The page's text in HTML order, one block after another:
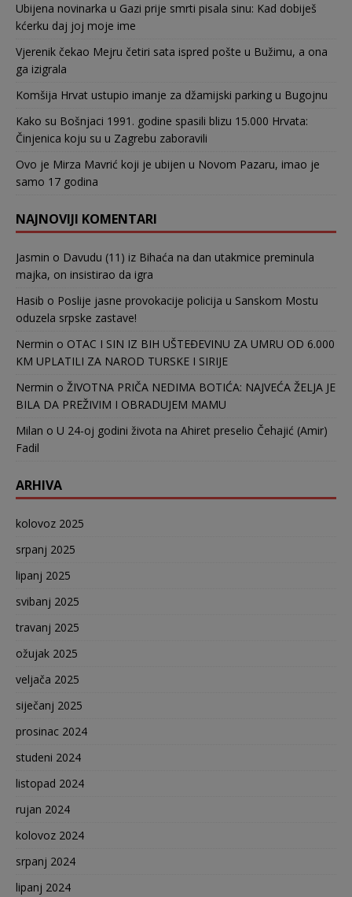
Ubijena novinarka u Gazi prije smrti pisala sinu: Kad dobiješ
kćerku daj joj moje ime
Vjerenik čekao Mejru četiri sata ispred pošte u Bužimu, a ona
ga izigrala
Komšija Hrvat ustupio imanje za džamijski parking u Bugojnu
Kako su Bošnjaci 1991. godine spasili blizu 15.000 Hrvata:
Činjenica koju su u Zagrebu zaboravili
Ovo je Mirza Mavrić koji je ubijen u Novom Pazaru, imao je
samo 17 godina
NAJNOVIJI KOMENTARI
Jasmin o Davudu (11) iz Bihaća na dan utakmice preminula
majka, on insistirao da igra
Hasib o Poslije jasne provokacije policija u Sanskom Mostu
oduzela srpske zastave!
Nermin o OTAC I SIN IZ BIH UŠTEĐEVINU ZA UMRU OD 6.000
KM UPLATILI ZA NAROD TURSKE I SIRIJE
Nermin o ŽIVOTNA PRIČA NEDIMA BOTIĆA: NAJVEĆA ŽELJA JE
BILA DA PREŽIVIM I OBRADUJEM MAMU
Milan o U 24-oj godini života na Ahiret preselio Čehajić (Amir)
Fadil
ARHIVA
kolovoz 2025
srpanj 2025
lipanj 2025
svibanj 2025
travanj 2025
ožujak 2025
veljača 2025
siječanj 2025
prosinac 2024
studeni 2024
listopad 2024
rujan 2024
kolovoz 2024
srpanj 2024
lipanj 2024